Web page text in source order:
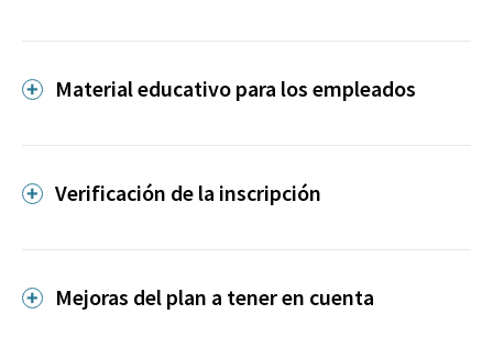
Material educativo para los empleados
Verificación de la inscripción
Mejoras del plan a tener en cuenta